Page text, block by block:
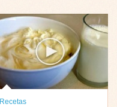
Recetas